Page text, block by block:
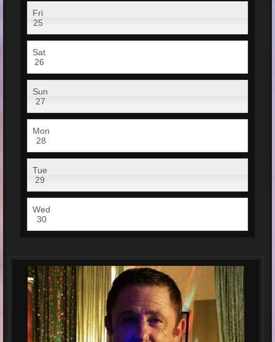
Fri
25
Sat
26
Sun
27
Mon
28
Tue
29
Wed
30